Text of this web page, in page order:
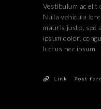
Vestibulum ac elit
Nulla vehicula
mauris justo, sed
ipsum dolor,
luctus nec ipsum
Link Post